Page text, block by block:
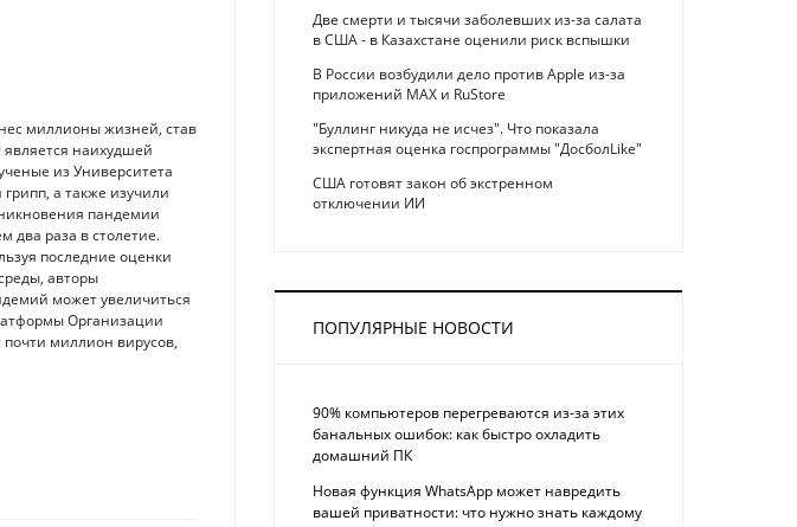
миллионы жизней, став
наихудшей
из Университета
а также изучили
пандемии
два раза в столетие.
последние оценки
авторы
может увеличиться
Организации
миллион вирусов,
Две смерти и тысячи заболевших из-за салата
в США - в Казахстане оценили риск вспышки
В России возбудили дело против Apple из-за
приложений MAX и RuStore
"Буллинг никуда не исчез". Что показала
экспертная оценка госпрограммы "ДосболLike"
США готовят закон об экстренном
отключении ИИ
ПОПУЛЯРНЫЕ НОВОСТИ
90% компьютеров перегреваются из-за этих
банальных ошибок: как быстро охладить
домашний ПК
Новая функция WhatsApp может навредить
вашей приватности: что нужно знать каждому